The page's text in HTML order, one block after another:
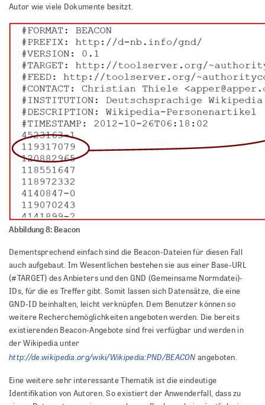
Autor wie viele Dokumente besitzt.
Abbildung 8: Beacon
Dementsprechend einfach sind die Beacon-Dateien für diesen Fall
auch aufgebaut. Im Wesentlichen bestehen sie aus einer Base-URL
(#TARGET) des Anbieters und den GND (Gemeinsame Normdatei)-
IDs, für die es Treffer gibt. Somit lassen sich Datensätze, die eine
GND-ID beinhalten, leicht verknüpfen. Dem Benutzer können so
weitere Recherchemöglichkeiten angeboten werden. Die bereits
existierenden Beacon-Angebote sind frei verfügbar und werden in
der Wikipedia unter
http://de.wikipedia.org/wiki/Wikipedia:PND/BEACON angeboten.
Eine weitere sehr interessante Thematik ist die eindeutige
Identifikation von Autoren. So existiert der Anwenderfall, dass zu